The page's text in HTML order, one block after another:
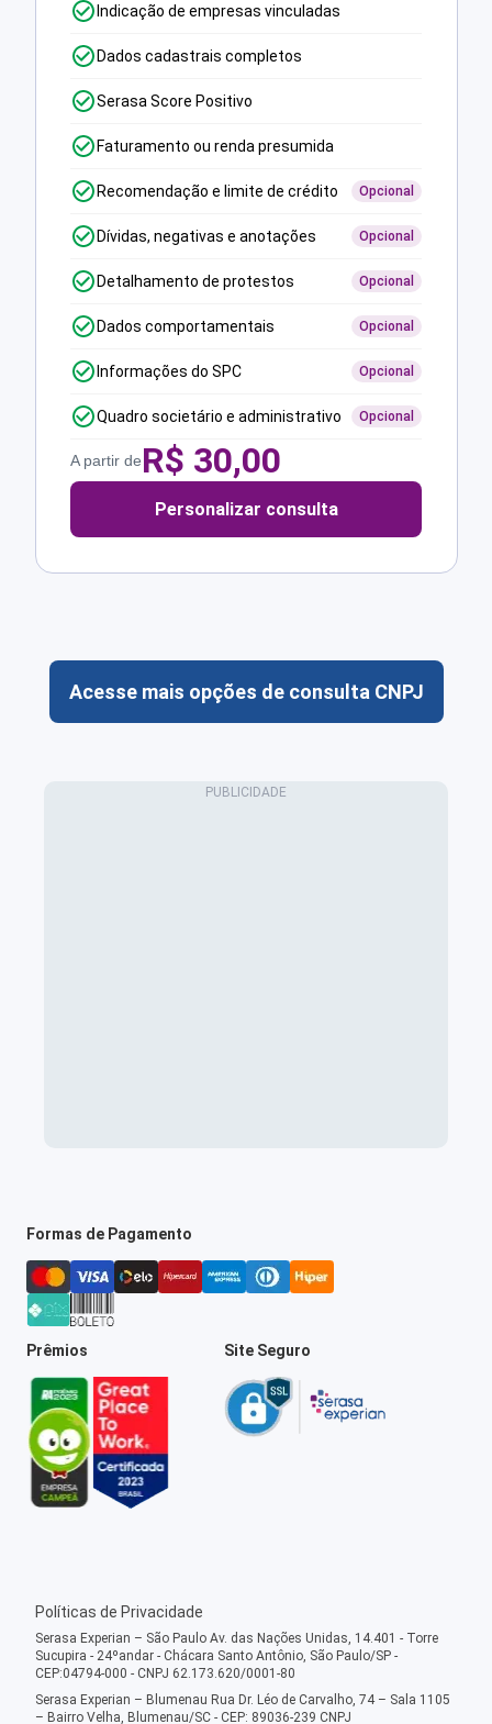
Indicação de empresas vinculadas
Dados cadastrais completos
Serasa Score Positivo
Faturamento ou renda presumida
Recomendação e limite de crédito Opcional
Dívidas, negativas e anotações Opcional
Detalhamento de protestos Opcional
Dados comportamentais Opcional
Informações do SPC Opcional
Quadro societário e administrativo Opcional
A partir deR$ 30,00
Personalizar consulta
Acesse mais opções de consulta CNPJ
Formas de Pagamento
Prêmios Site Seguro
Políticas de Privacidade
Serasa Experian – São Paulo Av. das Nações Unidas, 14.401 - Torre
Sucupira - 24ºandar - Chácara Santo Antônio, São Paulo/SP -
CEP:04794-000 - CNPJ 62.173.620/0001-80
Serasa Experian – Blumenau Rua Dr. Léo de Carvalho, 74 – Sala 1105
– Bairro Velha, Blumenau/SC - CEP: 89036-239 CNPJ